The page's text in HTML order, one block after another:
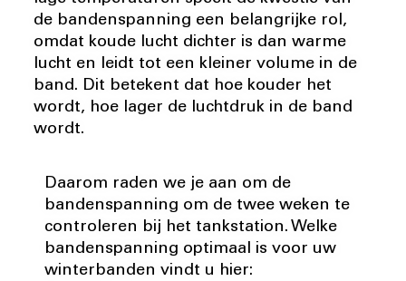
de bandenspanning een belangrijke rol,
omdat koude lucht dichter is dan warme
lucht en leidt tot een kleiner volume in de
band. Dit betekent dat hoe kouder het
wordt, hoe lager de luchtdruk in de band
wordt.
Daarom raden we je aan om de
bandenspanning om de twee weken te
controleren bij het tankstation. Welke
bandenspanning optimaal is voor uw
winterbanden vindt u hier: